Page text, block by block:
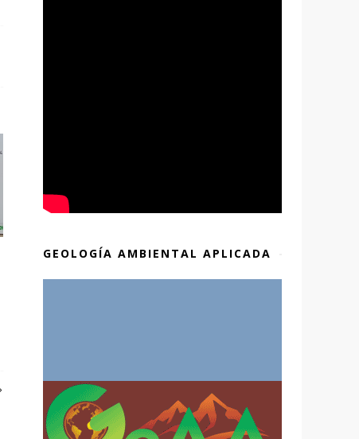
GEOLOGÍA AMBIENTAL APLICADA